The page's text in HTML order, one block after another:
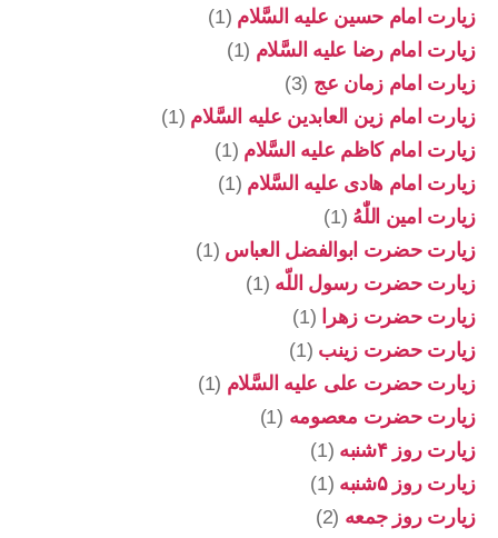
زیارت امام حسین علیه السَّلام (1)
زیارت امام رضا علیه السَّلام (1)
زیارت امام زمان عج (3)
زیارت امام زین العابدین علیه السَّلام (1)
زیارت امام کاظم علیه السَّلام (1)
زیارت امام هادی علیه السَّلام (1)
زیارت امین اللّٰهُ (1)
زیارت حضرت ابوالفضل العباس (1)
زیارت حضرت رسول اللّه (1)
زیارت حضرت زهرا
(1)
زیارت حضرت زینب (1)
زیارت حضرت علی علیه السَّلام (1)
زیارت حضرت معصومه (1)
زیارت روز ۴شنبه
(1)
زیارت روز ۵شنبه
(1)
زیارت روز جمعه (2)